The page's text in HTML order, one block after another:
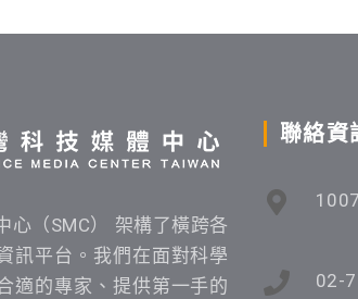
心（SMC） 架構了橫跨各
訊平台。我們在面對科學
適的專家、提供第一手的
聯絡資
02-